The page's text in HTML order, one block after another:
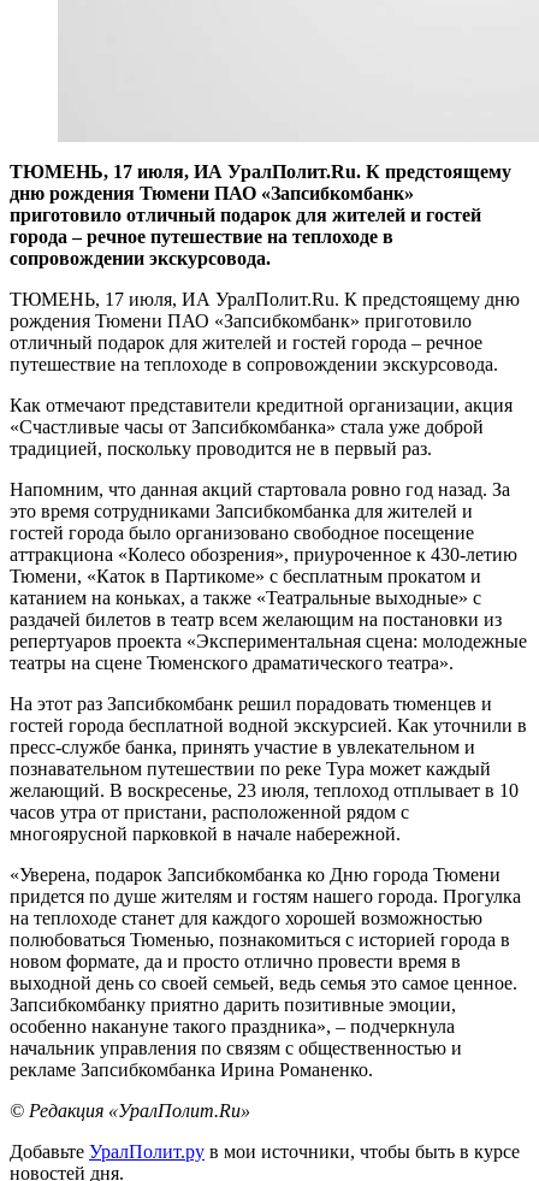
ТЮМЕНЬ, 17 июля, ИА УралПолит.Ru. К предстоящему
дню рождения Тюмени ПАО «Запсибкомбанк»
приготовило отличный подарок для жителей и гостей
города – речное путешествие на теплоходе в
сопровождении экскурсовода.
ТЮМЕНЬ, 17 июля, ИА УралПолит.Ru. К предстоящему дню
рождения Тюмени ПАО «Запсибкомбанк» приготовило
отличный подарок для жителей и гостей города – речное
путешествие на теплоходе в сопровождении экскурсовода.
Как отмечают представители кредитной организации, акция
«Счастливые часы от Запсибкомбанка» стала уже доброй
традицией, поскольку проводится не в первый раз.
Напомним, что данная акций стартовала ровно год назад. За
это время сотрудниками Запсибкомбанка для жителей и
гостей города было организовано свободное посещение
аттракциона «Колесо обозрения», приуроченное к 430-летию
Тюмени, «Каток в Партикоме» с бесплатным прокатом и
катанием на коньках, а также «Театральные выходные» с
раздачей билетов в театр всем желающим на постановки из
репертуаров проекта «Экспериментальная сцена: молодежные
театры на сцене Тюменского драматического театра».
На этот раз Запсибкомбанк решил порадовать тюменцев и
гостей города бесплатной водной экскурсией. Как уточнили в
пресс-службе банка, принять участие в увлекательном и
познавательном путешествии по реке Тура может каждый
желающий. В воскресенье, 23 июля, теплоход отплывает в 10
часов утра от пристани, расположенной рядом с
многоярусной парковкой в начале набережной.
«Уверена, подарок Запсибкомбанка ко Дню города Тюмени
придется по душе жителям и гостям нашего города. Прогулка
на теплоходе станет для каждого хорошей возможностью
полюбоваться Тюменью, познакомиться с историей города в
новом формате, да и просто отлично провести время в
выходной день со своей семьей, ведь семья это самое ценное.
Запсибкомбанку приятно дарить позитивные эмоции,
особенно накануне такого праздника», – подчеркнула
начальник управления по связям с общественностью и
рекламе Запсибкомбанка Ирина Романенко.
© Редакция «УралПолит.Ru»
Добавьте УралПолит.ру в мои источники, чтобы быть в курсе
новостей дня.